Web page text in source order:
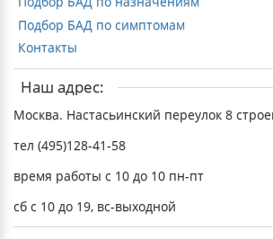
Подбор БАД по симптомам
Контакты
Наш адрес:
Москва. Настасьинский переулок 8
тел (495)128-41-58
время работы с 10 до 10 пн-пт
сб с 10 до 19, вс-выходной